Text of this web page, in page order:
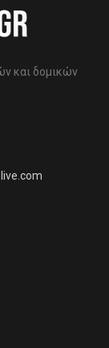
και δομικών